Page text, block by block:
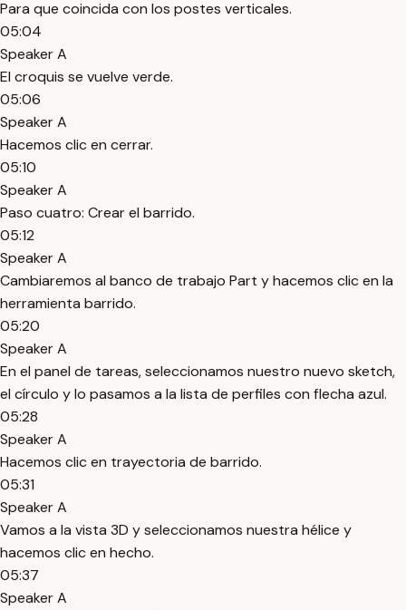
Para que coincida con los postes verticales.
05:04
Speaker A
El croquis se vuelve verde.
05:06
Speaker A
Hacemos clic en cerrar.
05:10
Speaker A
Paso cuatro: Crear el barrido.
05:12
Speaker A
Cambiaremos al banco de trabajo Part y hacemos clic en la
herramienta barrido.
05:20
Speaker A
En el panel de tareas, seleccionamos nuestro nuevo sketch,
el círculo y lo pasamos a la lista de perfiles con flecha azul.
05:28
Speaker A
Hacemos clic en trayectoria de barrido.
05:31
Speaker A
Vamos a la vista 3D y seleccionamos nuestra hélice y
hacemos clic en hecho.
05:37
Speaker A